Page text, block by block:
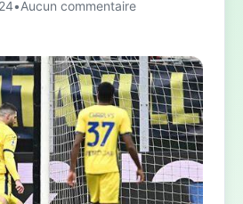
•Aucun commentaire